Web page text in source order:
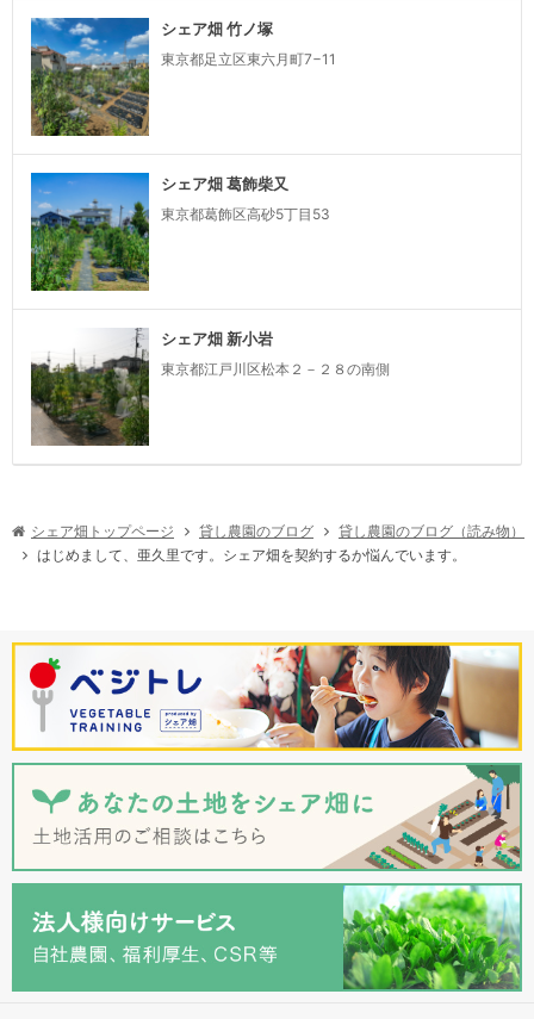
シェア畑 竹ノ塚
東京都足立区東六月町7−11
シェア畑 葛飾柴又
東京都葛飾区高砂5丁目53
シェア畑 新小岩
東京都江戸川区松本２－２８の南側
シェア畑トップページ 貸し農園のブログ 貸し農園のブログ（読み物）
はじめまして、亜久里です。シェア畑を契約するか悩んでいます。